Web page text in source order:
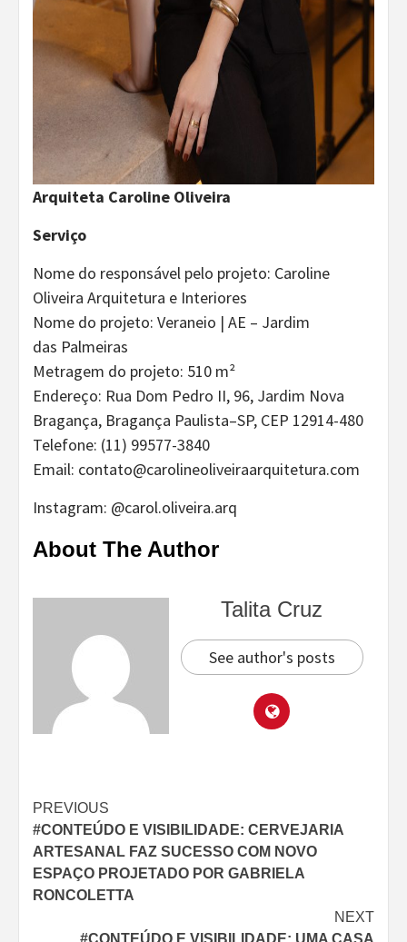
Arquiteta Caroline Oliveira
Serviço
Nome do responsável pelo projeto: Caroline
Oliveira Arquitetura e Interiores
Nome do projeto: Veraneio | AE – Jardim
das Palmeiras
Metragem do projeto: 510 m²
Endereço: Rua Dom Pedro II, 96, Jardim Nova
Bragança, Bragança Paulista–SP, CEP 12914-480
Telefone: (11) 99577-3840
Email: contato@carolineoliveiraarquitetura.com
Instagram: @carol.oliveira.arq
About The Author
Talita Cruz
See author's posts
Continue
Reading
PREVIOUS
#CONTEÚDO E VISIBILIDADE: CERVEJARIA
ARTESANAL FAZ SUCESSO COM NOVO
ESPAÇO PROJETADO POR GABRIELA
RONCOLETTA
NEXT
#CONTEÚDO E VISIBILIDADE: UMA CASA